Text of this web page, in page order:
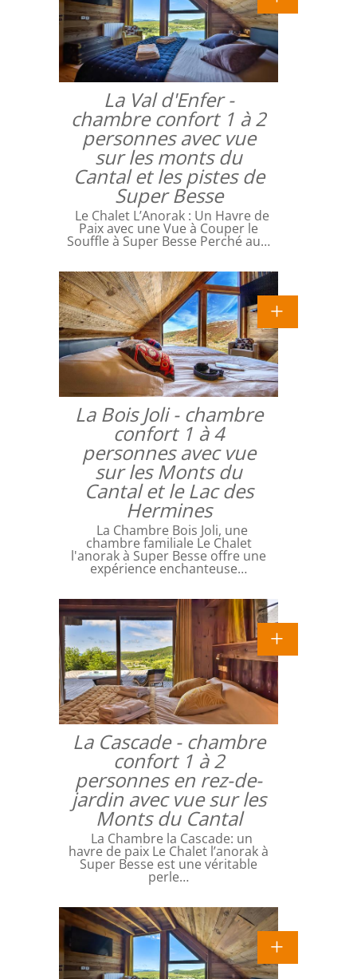
La Val d'Enfer -
chambre confort 1 à 2
personnes avec vue
sur les monts du
Cantal et les pistes de
Super Besse
Le Chalet L’Anorak : Un Havre de
Paix avec une Vue à Couper le
Souffle à Super Besse Perché au…
La Bois Joli - chambre
confort 1 à 4
personnes avec vue
sur les Monts du
Cantal et le Lac des
Hermines
La Chambre Bois Joli, une
chambre familiale Le Chalet
l'anorak à Super Besse offre une
expérience enchanteuse…
La Cascade - chambre
confort 1 à 2
personnes en rez-de-
jardin avec vue sur les
Monts du Cantal
La Chambre la Cascade: un
havre de paix Le Chalet l’anorak à
Super Besse est une véritable
perle…